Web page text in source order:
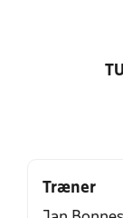
Træner